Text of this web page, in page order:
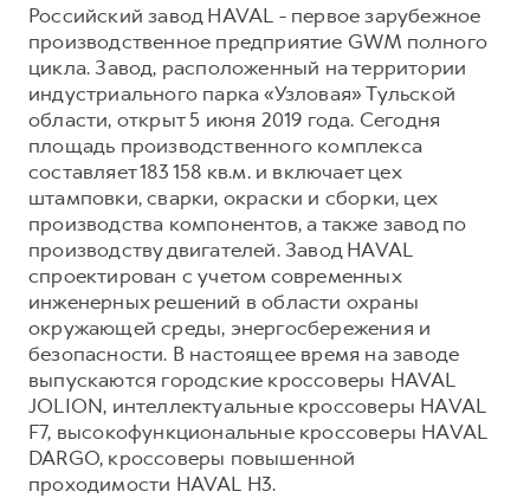
Российский завод HAVAL - первое зарубежное
производственное предприятие GWM полного
цикла. Завод, расположенный на территории
индустриального парка «Узловая» Тульской
области, открыт 5 июня 2019 года. Сегодня
площадь производственного комплекса
составляет 183 158 кв.м. и включает цех
штамповки, сварки, окраски и сборки, цех
производства компонентов, а также завод по
производству двигателей. Завод HAVAL
спроектирован с учетом современных
инженерных решений в области охраны
окружающей среды, энергосбережения и
безопасности. В настоящее время на заводе
выпускаются городские кроссоверы HAVAL
JOLION, интеллектуальные кроссоверы HAVAL
F7, высокофункциональные кроссоверы HAVAL
DARGO, кроссоверы повышенной
проходимости HAVAL H3.